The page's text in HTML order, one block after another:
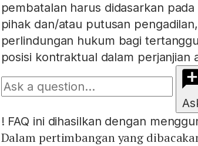
pembatalan harus didasarkan
pihak dan/atau putusan
perlindungan hukum bagi
posisi kontraktual dalam perjanjian
! FAQ ini dihasilkan dengan
Dalam pertimbangan yang